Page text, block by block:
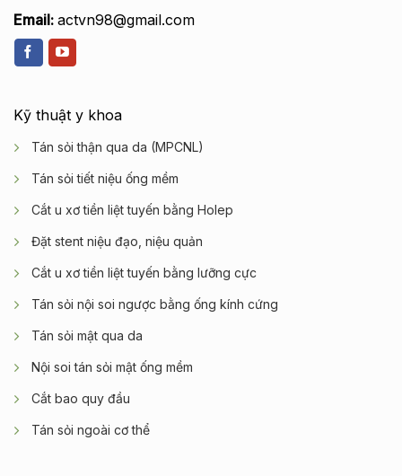
Email: actvn98@gmail.com
Kỹ thuật y khoa
Tán sỏi thận qua da (MPCNL)
Tán sỏi tiết niệu ống mềm
Cắt u xơ tiền liệt tuyến bằng Holep
Đặt stent niệu đạo, niệu quản
Cắt u xơ tiền liệt tuyến bằng lưỡng cực
Tán sỏi nội soi ngược bằng ống kính cứng
Tán sỏi mật qua da
Nội soi tán sỏi mật ống mềm
Cắt bao quy đầu
Tán sỏi ngoài cơ thể